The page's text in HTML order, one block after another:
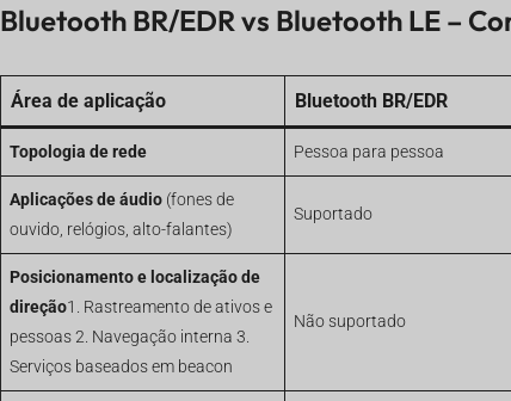
Bluetooth BR/EDR vs Bluetooth LE –
Área de aplicação Bluetooth BR/EDR
Topologia de rede Pessoa para pessoa
Aplicações de áudio(fones de
ouvido, relógios, alto-falantes)
Suportado
Posicionamento e localização de
direção1. Rastreamento de ativos e
pessoas 2. Navegação interna 3.
Serviços baseados em beacon
Não suportado